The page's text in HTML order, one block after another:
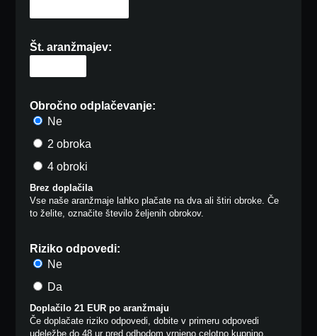
Št. aranžmajev:
Obročno odplačevanje:
Ne
2 obroka
4 obroki
Brez doplačila
Vse naše aranžmaje lahko plačate na dva ali štiri obroke. Če
to želite, označite število željenih obrokov.
Riziko odpovedi:
Ne
Da
Doplačilo 21 EUR po aranžmaju
Če doplačate riziko odpovedi, dobite v primeru odpovedi
udeležbe do 48 ur pred odhodom vrnjeno celotno kupnino,